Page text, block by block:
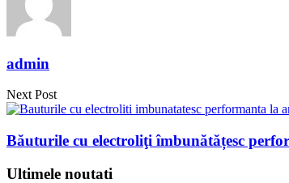
admin
Next Post
Băuturile cu electroliţi îmbunătățesc
Ultimele noutati